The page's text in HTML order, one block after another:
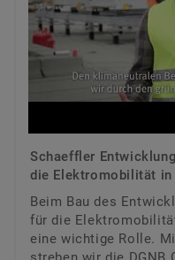
Schaeffler
die Elektromobilität
Beim Bau des
für die
eine wichtige Rolle.